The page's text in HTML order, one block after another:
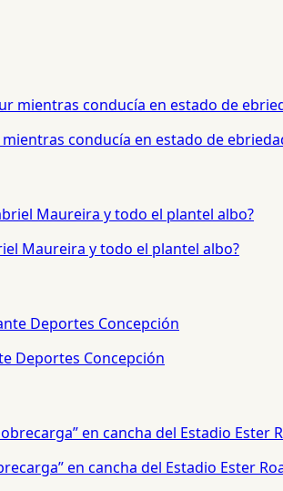
conducía en estado de
Maureira y todo el plantel albo?
Deportes Concepción
en cancha del Estadio Ester